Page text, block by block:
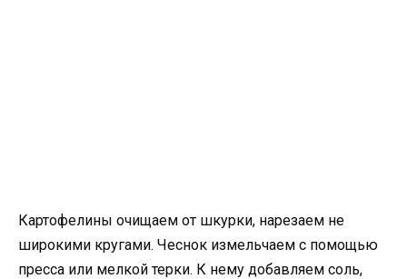
Картофелины очищаем от шкурки, нарезаем не
широкими кругами. Чеснок измельчаем с помощью
пресса или мелкой терки. К нему добавляем соль,